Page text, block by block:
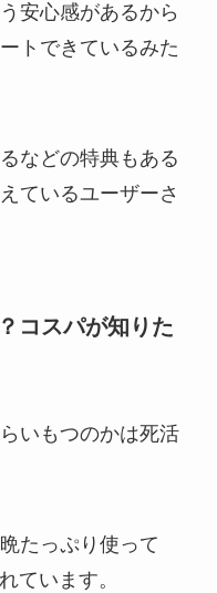
安心感があるから
トできているみた
などの特典もある
ているユーザーさ
コスパが知りた
いもつのかは死活
たっぷり使って
ています。